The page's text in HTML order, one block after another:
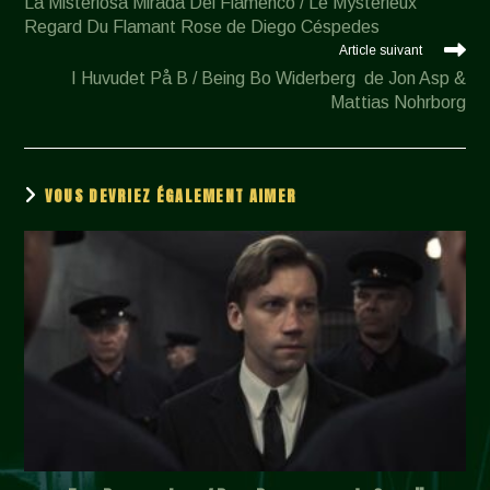
articles
Regard Du Flamant Rose de Diego Céspedes
Article suivant
I Huvudet På B / Being Bo Widerberg de Jon Asp &
Mattias Nohrborg
VOUS DEVRIEZ ÉGALEMENT AIMER